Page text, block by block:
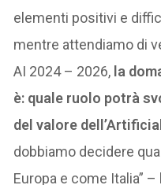
elementi positivi e
mentre attendiamo di
AI 2024 – 2026, la
è: quale ruolo potrà
del valore
dobbiamo decidere
Europa e come Italia”